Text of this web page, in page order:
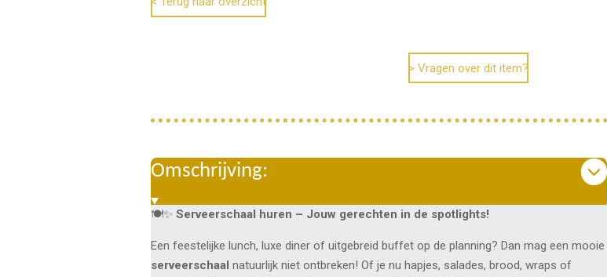
> Vragen over dit item?
Omschrijving:
🍽️✨ Serveerschaal huren – Jouw gerechten in de spotlights!
Een feestelijke lunch, luxe diner of uitgebreid buffet op de planning? Dan mag een mooie
serveerschaal natuurlijk niet ontbreken! Of je nu hapjes, salades, brood, wraps of